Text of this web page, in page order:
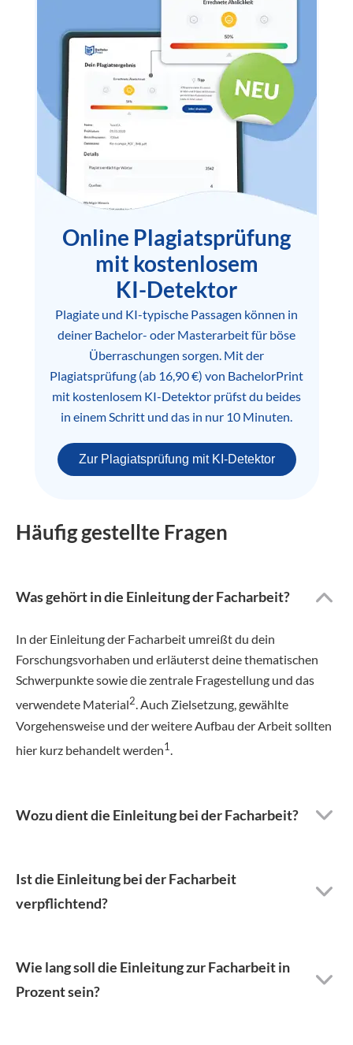
Online Plagiatsprüfung
mit kostenlosem
KI-Detektor
Plagiate und KI-typische Passagen können in
deiner Bachelor- oder Masterarbeit für böse
Überraschungen sorgen. Mit der
Plagiatsprüfung (ab 16,90 €) von BachelorPrint
mit kostenlosem KI-Detektor prüfst du beides
in einem Schritt und das in nur 10 Minuten.
Zur Plagiatsprüfung mit KI-Detektor
Häufig gestellte Fragen
Was gehört in die Einleitung der Facharbeit?
In der Einleitung der Facharbeit umreißt du dein
Forschungsvorhaben und erläuterst deine thematischen
Schwerpunkte sowie die zentrale Fragestellung und das
verwendete Material2. Auch Zielsetzung, gewählte
Vorgehensweise und der weitere Aufbau der Arbeit sollten
hier kurz behandelt werden1.
Wozu dient die Einleitung bei der Facharbeit?
Ist die Einleitung bei der Facharbeit
verpflichtend?
Wie lang soll die Einleitung zur Facharbeit in
Prozent sein?